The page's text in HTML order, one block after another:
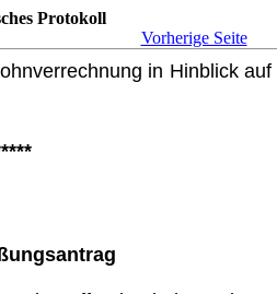
Protokoll
Vorherige Seite
in Hinblick